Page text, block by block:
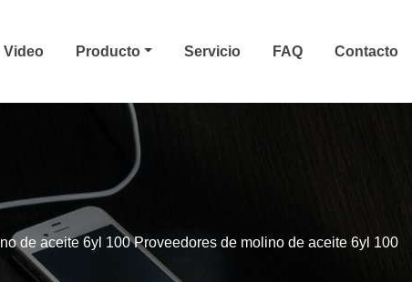
Video Producto Servicio FAQ Contacto
de aceite 6yl 100 Proveedores de molino de aceite 6yl 100